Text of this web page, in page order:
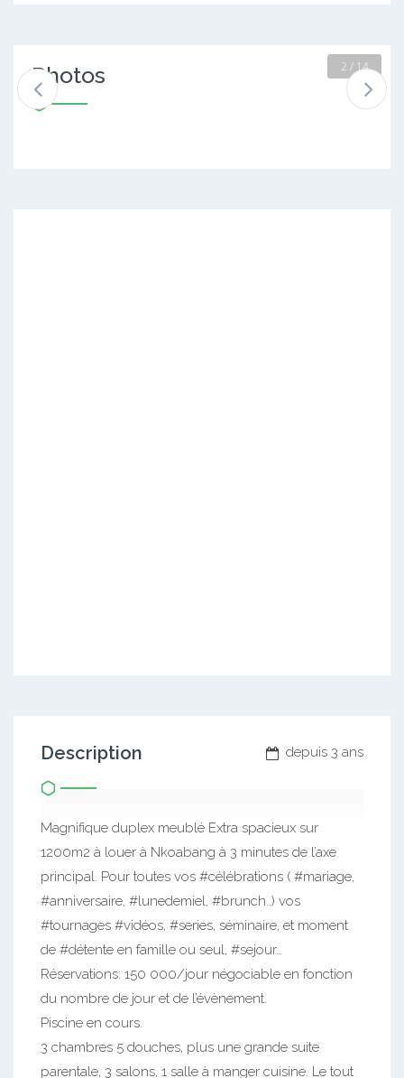
Photos 2 / 14
depuis 3 ans
Description
Magnifique duplex meublé Extra spacieux sur
1200m2 à louer à Nkoabang à 3 minutes de l’axe
principal. Pour toutes vos #célébrations ( #mariage,
#anniversaire, #lunedemiel, #brunch..) vos
#tournages #vidéos, #series, séminaire, et moment
de #détente en famille ou seul, #sejour…
Réservations: 150 000/jour négociable en fonction
du nombre de jour et de l’évènement.
Piscine en cours.
3 chambres 5 douches, plus une grande suite
parentale, 3 salons, 1 salle à manger cuisine. Le tout